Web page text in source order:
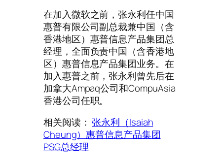
在加入微软之前，张永利任中国
惠普有限公司副总裁兼中国（含
香港地区）惠普信息产品集团总
经理，全面负责中国（含香港地
区）惠普信息产品集团业务。在
加入惠普之前，张永利曾先后在
加拿大Ampaq公司和CompuAsia
香港公司任职。
相关阅读：张永利（Isaiah
Cheung）惠普信息产品集团
PSG总经理